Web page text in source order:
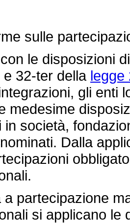
sulle
le disposizioni
32-ter della legge
gli enti
medesime
in società,
Dalla
a partecipazione
si applicano le